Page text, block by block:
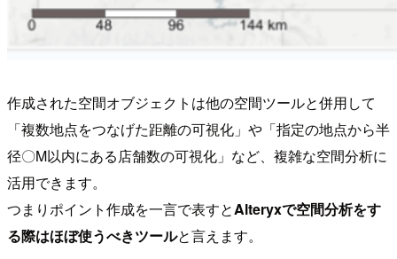
作成された空間オブジェクトは他の空間ツールと併用して
「複数地点をつなげた距離の可視化」や「指定の地点から半
径〇M以内にある店舗数の可視化」など、複雑な空間分析に
活用できます。
つまりポイント作成を一言で表すとAlteryxで空間分析をす
る際はほぼ使うべきツールと言えます。